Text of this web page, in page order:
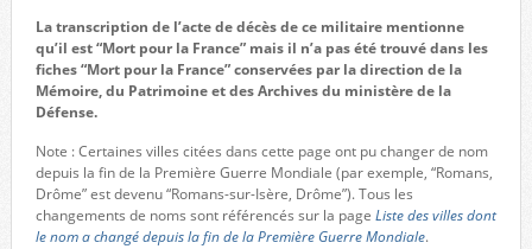
La transcription de l’acte de décès de ce militaire mentionne
qu’il est “Mort pour la France” mais il n’a pas été trouvé dans les
fiches “Mort pour la France” conservées par la direction de la
Mémoire, du Patrimoine et des Archives du ministère de la
Défense.
Note : Certaines villes citées dans cette page ont pu changer de nom
depuis la fin de la Première Guerre Mondiale (par exemple, “Romans,
Drôme” est devenu “Romans-sur-Isère, Drôme”). Tous les
changements de noms sont référencés sur la page Liste des villes dont
le nom a changé depuis la fin de la Première Guerre Mondiale.